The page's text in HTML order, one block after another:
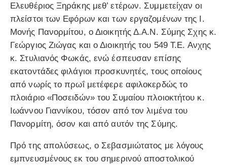
Ελευθέριος Ξηράκης μεθ’ ετέρων. Συμμετείχαν οι
πλείστοι των Εφόρων και των εργαζομένων της Ι.
Μονής Πανορμίτου, ο Διοικητής Δ.Α.Ν. Σύμης Σχης κ.
Γεώργιος Ζιώγας και ο Διοικητής του 549 Τ.Ε. Ανχης
κ. Στυλιανός Φωκάς, ενώ έσπευσαν επίσης
εκατοντάδες φιλάγιοι προσκυνητές, τους οποίους
από νωρίς το πρωΐ μετέφερε αφιλοκερδώς το
πλοιάριο «Ποσειδών» του Συμαίου πλοιοκτήτου κ.
Ιωάννου Γιαννίκου, τόσον από τον λιμένα του
Πανορμίτη, όσον και από αυτόν της Σύμης.
Πρό της απολύσεως, ο Σεβασμιώτατος με λόγους
εμπνευσμένους εκ του σημερινού αποστολικού